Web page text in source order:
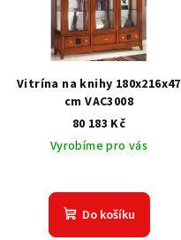
Vitrína na knihy 180x216x47
cm VAC3008
80 183 Kč
Vyrobíme pro vás
Do košíku